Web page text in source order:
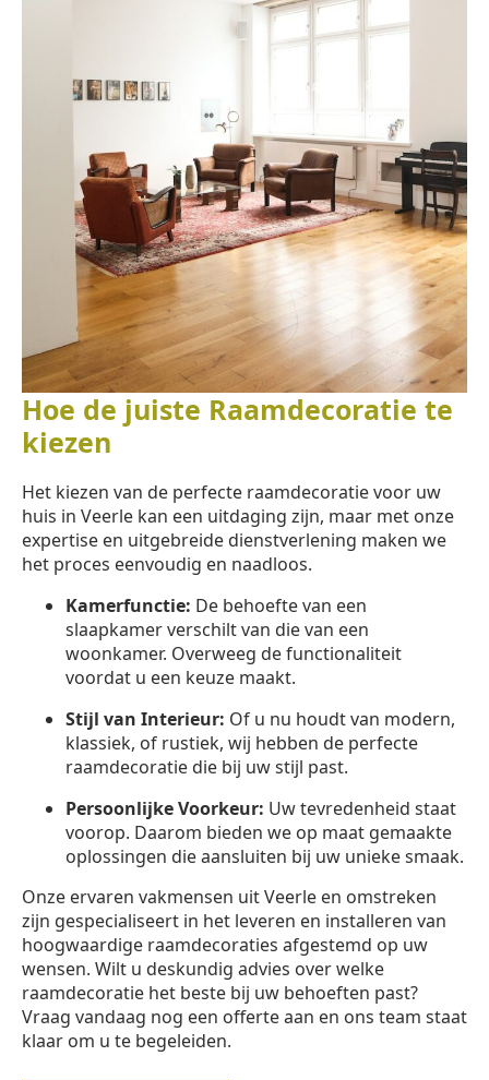
Hoe de juiste Raamdecoratie te
kiezen
Het kiezen van de perfecte raamdecoratie voor uw
huis in Veerle kan een uitdaging zijn, maar met onze
expertise en uitgebreide dienstverlening maken we
het proces eenvoudig en naadloos.
Kamerfunctie: De behoefte van een
slaapkamer verschilt van die van een
woonkamer. Overweeg de functionaliteit
voordat u een keuze maakt.
Stijl van Interieur: Of u nu houdt van modern,
klassiek, of rustiek, wij hebben de perfecte
raamdecoratie die bij uw stijl past.
Persoonlijke Voorkeur: Uw tevredenheid staat
voorop. Daarom bieden we op maat gemaakte
oplossingen die aansluiten bij uw unieke smaak.
Onze ervaren vakmensen uit Veerle en omstreken
zijn gespecialiseert in het leveren en installeren van
hoogwaardige raamdecoraties afgestemd op uw
wensen. Wilt u deskundig advies over welke
raamdecoratie het beste bij uw behoeften past?
Vraag vandaag nog een offerte aan en ons team staat
klaar om u te begeleiden.